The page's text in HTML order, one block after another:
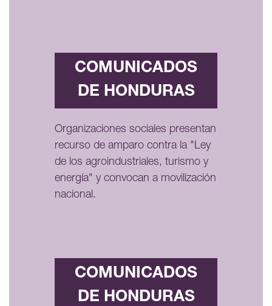
COMUNICADOS
DE HONDURAS
Organizaciones sociales presentan
recurso de amparo contra la "Ley
de los agroindustriales, turismo y
energía" y convocan a movilización
nacional.
COMUNICADOS
DE HONDURAS